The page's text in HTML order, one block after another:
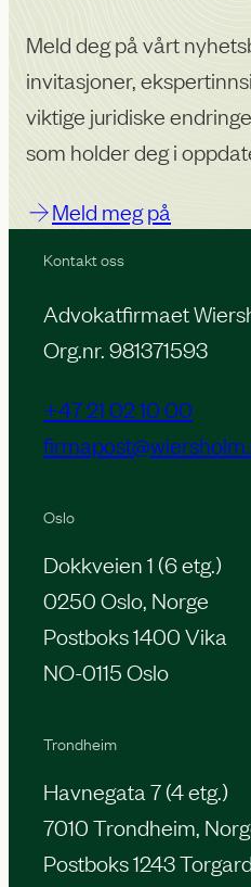
Meld deg på vårt
invitasjoner,
viktige juridiske
som holder deg i
Meld meg på
Kontakt oss
Advokatfirmaet
Org.nr. 981371593
+47 21 02 10 00
Oslo
Dokkveien 1 (6 etg.)
0250 Oslo, Norge
Postboks 1400 Vika
NO-0115 Oslo
Trondheim
Havnegata 7 (4 etg.)
7010 Trondheim,
Postboks 1243